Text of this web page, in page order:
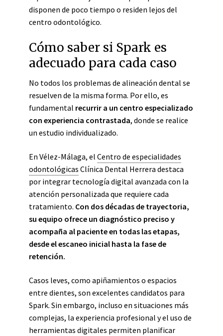
disponen de poco tiempo o residen lejos del
centro odontológico.
Cómo saber si Spark es
adecuado para cada caso
No todos los problemas de alineación dental se
resuelven de la misma forma. Por ello, es
fundamental recurrir a un centro especializado
con experiencia contrastada, donde se realice
un estudio individualizado.
En Vélez-Málaga, el Centro de especialidades
odontológicas Clínica Dental Herrera destaca
por integrar tecnología digital avanzada con la
atención personalizada que requiere cada
tratamiento. Con dos décadas de trayectoria,
su equipo ofrece un diagnóstico preciso y
acompaña al paciente en todas las etapas,
desde el escaneo inicial hasta la fase de
retención.
Casos leves, como apiñamientos o espacios
entre dientes, son excelentes candidatos para
Spark. Sin embargo, incluso en situaciones más
complejas, la experiencia profesional y el uso de
herramientas digitales permiten planificar